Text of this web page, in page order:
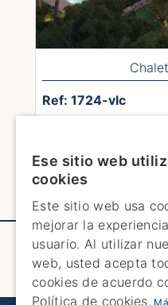
Ref: 1724-vlc
Next Page
Ese sitio web
cookies
Este sitio web usa
mejorar la
usuario. Al utilizar
web, usted acepta
cookies de acuerdo
Política de cookies.